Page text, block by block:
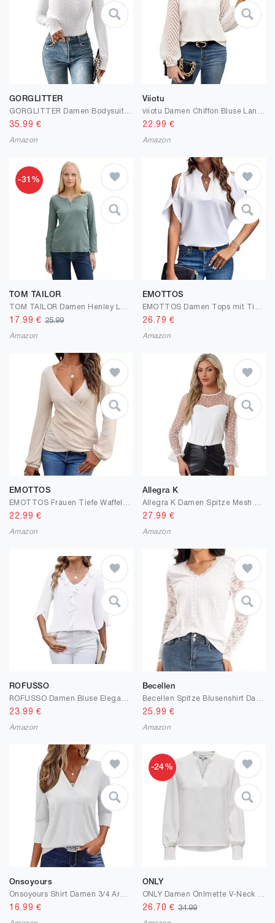
GORGLITTER
35.99 €
Amazon
Viiotu
22.99 €
Amazon
-31%
TOM TAILOR
17.99 €25.99
Amazon
EMOTTOS
26.79 €
Amazon
EMOTTOS
22.99 €
Amazon
Allegra K
27.99 €
Amazon
ROFUSSO
23.99 €
Amazon
Becellen
25.99 €
Amazon
Onsoyours
Onsoyours Shirt Damen 3/4 Arm V-Ausschnitt Tshirt Sommer Einfarbig Leichte Tops Elegant Oberteil Basic Shirt
16.99 €
-24%
ONLY
26.70 € 34.99